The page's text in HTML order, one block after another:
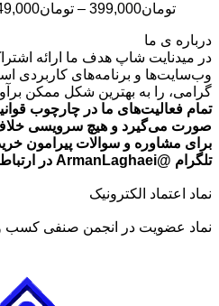
تومان399,000
– تومان
درباره ی ما
در میدنایت شاپ هدف ما ارائه
وب‌سایت‌ها و برنامه‌های کاربردی
گرامی، را به بهترین شکل ممکن
تمام فعالیت‌های ما در چارچوب
صورت می‌گیرد و هیچ سرویسی خلاف
برای مشاوره و سوالات پیرامون خرید
تلگرام @ArmanLaghaei در ارتباط باشید.
نماد اعتماد الکترونیک
نماد عضویت در انجمن صنفی کسب و